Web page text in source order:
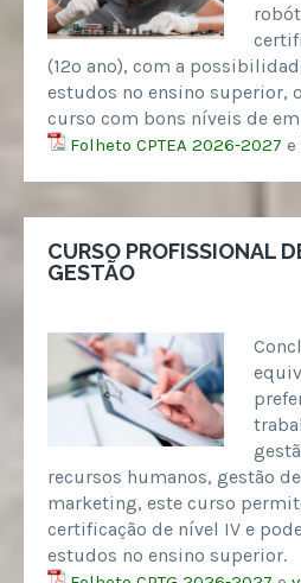
(12º ano), com a
estudos no ensino superior,
curso com bons níveis de
Folheto CPTEA 2026-2027 e
CURSO PROFISSIONAL
GESTÃO
recursos humanos, gestão
marketing, este curso
certificação de nível IV e
estudos no ensino superior.